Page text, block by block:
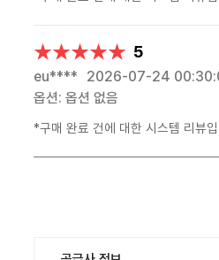
★★★★★
★★★★★ 5
eu**** 2026-07-24
옵션: 옵션 없음
*구매 완료 건에 대한 시스템 리뷰